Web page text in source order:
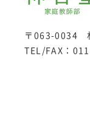
〒063-0034
TEL/FAX：